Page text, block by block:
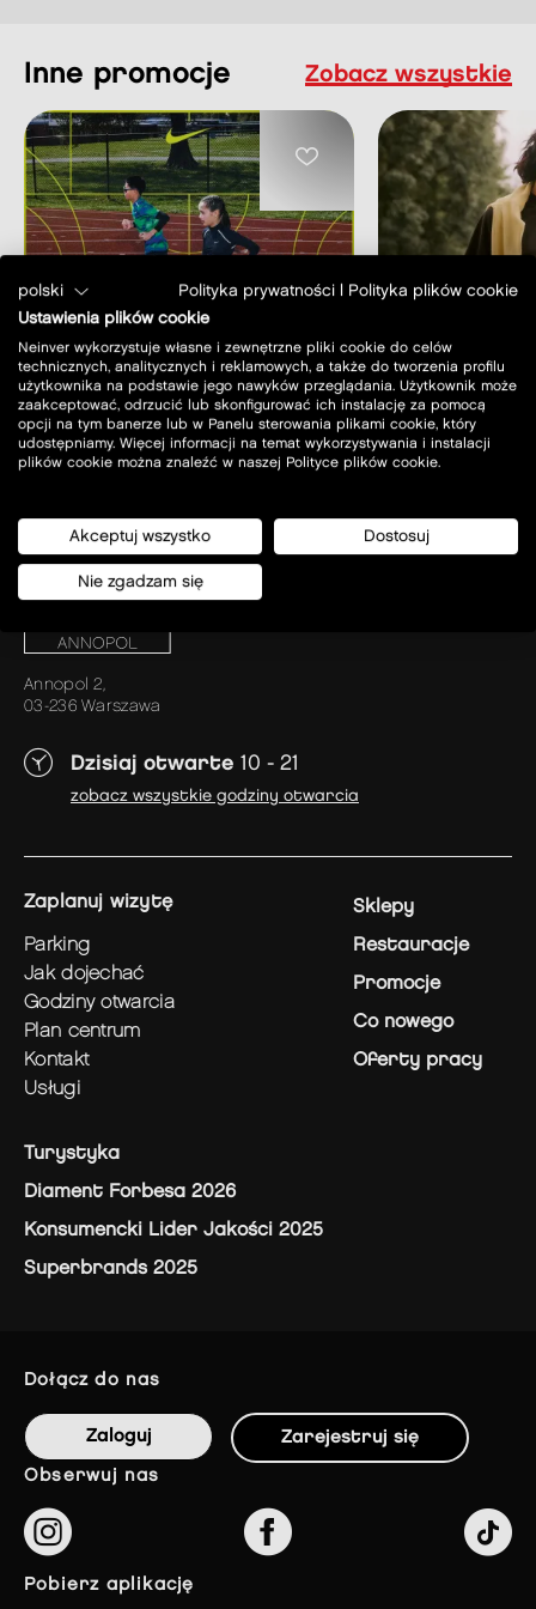
Inne promocje Zobacz wszystkie
POWRÓT DO SZKOŁY
POWRÓT DO SZKOŁY
dowiedz się więcej
Annopol 2,
03-236 Warszawa
Dzisiaj otwarte 10 - 21
zobacz wszystkie godziny otwarcia
zaplanuj wizytę
parking
jak dojechać
godziny otwarcia
plan centrum
kontakt
usługi
Sklepy
Restauracje
Promocje
Co nowego
Oferty pracy
Turystyka
Diament Forbesa 2026
Konsumencki Lider Jakości 2025
Superbrands 2025
dołącz do nas
Zaloguj Zarejestruj się
obserwuj nas
pobierz aplikację
polski Polityka prywatności
Polityka plików cookie
Ustawienia plików cookie
Neinver wykorzystuje własne i zewnętrzne pliki cookie do celów
technicznych, analitycznych i reklamowych, a także do tworzenia profilu
użytkownika na podstawie jego nawyków przeglądania. Użytkownik może
zaakceptować, odrzucić lub skonfigurować ich instalację za pomocą
opcji na tym banerze lub w Panelu sterowania plikami cookie, który
udostępniamy. Więcej informacji na temat wykorzystywania i instalacji
plików cookie można znaleźć w naszej Polityce plików cookie.
Akceptuj wszystko Dostosuj
Nie zgadzam się